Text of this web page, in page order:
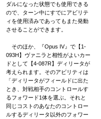
ダルになった状態でも使用できる
ので、ターン中にすでにアビリテ
ィを使用済みであってもまた発動
させることができます。
そのほか、『Opus IV』で【1-
093H】ヴァニラと相性がよいカー
ドとして【4-087R】ディリータが
考えられます。そのアビリティは
「ディリータがフィールドに出た
とき、対戦相手のコントロールす
るフォワード1体を選ぶ。それと
同じコストのあなたのコントロー
ルするディリータ以外のフォワー